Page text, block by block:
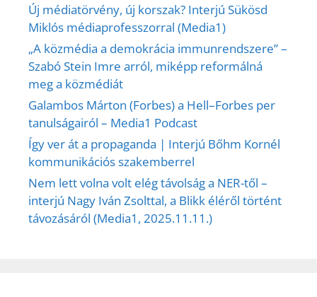
Új médiatörvény, új korszak? Interjú Sükösd
Miklós médiaprofesszorral (Media1)
„A közmédia a demokrácia immunrendszere” –
Szabó Stein Imre arról, miképp reformálná
meg a közmédiát
Galambos Márton (Forbes) a Hell–Forbes per
tanulságairól – Media1 Podcast
Így ver át a propaganda | Interjú Bőhm Kornél
kommunikációs szakemberrel
Nem lett volna volt elég távolság a NER-től –
interjú Nagy Iván Zsolttal, a Blikk éléről történt
távozásáról (Media1, 2025.11.11.)